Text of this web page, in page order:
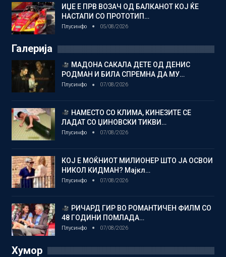
ИЏЕ Е ПРВ ВОЗАЧ ОД БАЛКАНОТ КОЈ ЌЕ
НАСТАПИ СО ПРОТОТИП…
Плусинфо 05/08/2026
Галерија
МАДОНА САКАЛА ДЕТЕ ОД ДЕНИС
РОДМАН И БИЛА СПРЕМНА ДА МУ…
Плусинфо 07/08/2026
НАМЕСТО СО КЛИМА, КИНЕЗИТЕ СЕ
ЛАДАТ СО ЏИНОВСКИ ТИКВИ…
Плусинфо 07/08/2026
КОЈ Е МОЌНИОТ МИЛИОНЕР ШТО ЈА ОСВОИ
НИКОЛ КИДМАН? Мајкл…
Плусинфо 07/08/2026
РИЧАРД ГИР ВО РОМАНТИЧЕН ФИЛМ СО
48 ГОДИНИ ПОМЛАДА…
Плусинфо 07/08/2026
Хумор